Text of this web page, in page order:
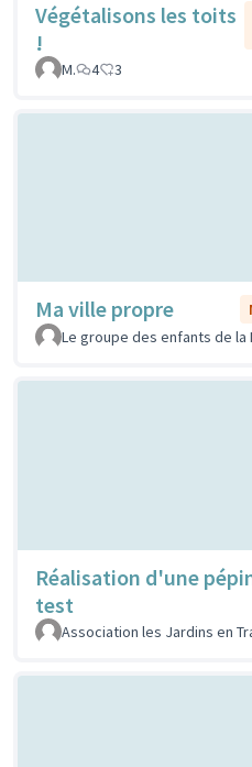
Végétalisons les toits
!
M.
4 3
Ma ville propre
Le groupe des enfants de la
Réalisation d'une
test
Association les Jardins en